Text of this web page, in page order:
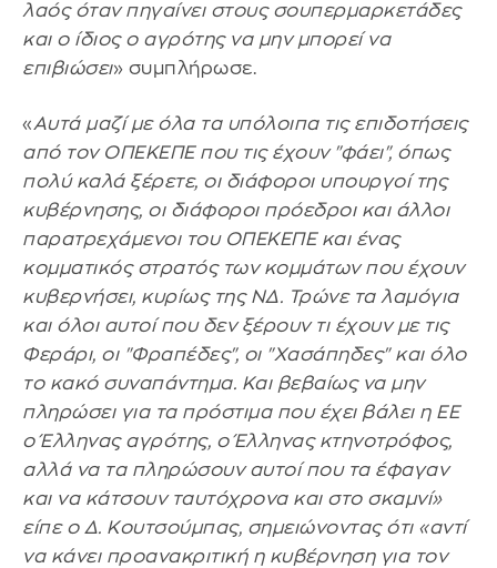
λαός όταν πηγαίνει στους σουπερμαρκετάδες
και ο ίδιος ο αγρότης να μην μπορεί να
επιβιώσει» συμπλήρωσε.
«Αυτά μαζί με όλα τα υπόλοιπα τις επιδοτήσεις
από τον ΟΠΕΚΕΠΕ που τις έχουν "φάει", όπως
πολύ καλά ξέρετε, οι διάφοροι υπουργοί της
κυβέρνησης, οι διάφοροι πρόεδροι και άλλοι
παρατρεχάμενοι του ΟΠΕΚΕΠΕ και ένας
κομματικός στρατός των κομμάτων που έχουν
κυβερνήσει, κυρίως της ΝΔ. Τρώνε τα λαμόγια
και όλοι αυτοί που δεν ξέρουν τι έχουν με τις
Φεράρι, οι "Φραπέδες", οι "Χασάπηδες" και όλο
το κακό συναπάντημα. Και βεβαίως να μην
πληρώσει για τα πρόστιμα που έχει βάλει η ΕΕ
ο Έλληνας αγρότης, ο Έλληνας κτηνοτρόφος,
αλλά να τα πληρώσουν αυτοί που τα έφαγαν
και να κάτσουν ταυτόχρονα και στο σκαμνί»
είπε ο Δ. Κουτσούμπας, σημειώνοντας ότι «αντί
να κάνει προανακριτική η κυβέρνηση για τον